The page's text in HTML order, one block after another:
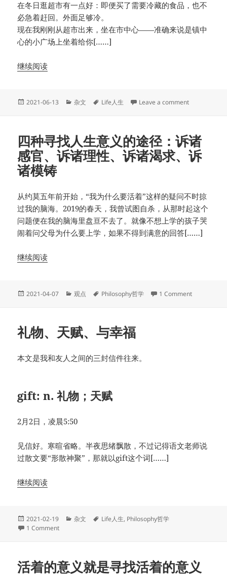
在冬日逛超市有一点好：即便买了需要冷藏的食品，也不
必急着赶回。外面足够冷。
现在我刚刚从超市出来，坐在市中心——准确来说是镇中
心的小广场上坐着给你[……]
继续阅读
Posted
2021-06-13 Categories
杂文 Tags
Life人生 Leave a commenton 朋友圈两
四种寻找人生意义的途径：诉诸
感官、诉诸理性、诉诸渴求、诉
诸模铸
从约莫五年前开始，“我为什么要活着”这样的疑问不时掠
过我的脑海。2019的春天，我曾试图自杀，从那时起这个
问题便在我的脑海里盘亘不去了。就像不想上学的孩子哭
闹着问父母为什么要上学，如果不得到满意的回答[……]
继续阅读
Posted
2021-04-07 Categories
观点 Tags
Philosophy哲学 1 Commenton 四种寻找
礼物、天赋、与幸福
本文是我和友人之间的三封信件往来。
gift: n. 礼物；天赋
2月2日，凌晨5:50
见信好。寒暄省略。半夜思绪飘散，不过记得语文老师说
过散文要“形散神聚”，那就以gift这个词[……]
继续阅读
Posted
on
2021-02-19 Categories
杂文 Tags
Life人生, Philosophy哲学
1 Commenton 礼物、天赋、与幸福
活着的意义就是寻找活着的意义